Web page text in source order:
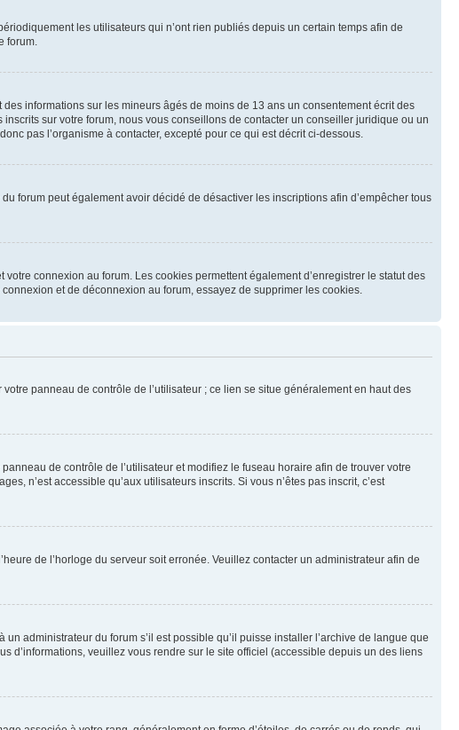
les utilisateurs qui n’ont rien publiés depuis un certain temps afin de
forum.
informations sur les mineurs âgés de moins de 13 ans un consentement écrit des
sur votre forum, nous vous conseillons de contacter un conseiller juridique ou un
pas l’organisme à contacter, excepté pour ce qui est décrit ci-dessous.
forum peut également avoir décidé de désactiver les inscriptions afin d’empêcher tous
connexion au forum. Les cookies permettent également d’enregistrer le statut des
et de déconnexion au forum, essayez de supprimer les cookies.
panneau de contrôle de l’utilisateur ; ce lien se situe généralement en haut des
de contrôle de l’utilisateur et modifiez le fuseau horaire afin de trouver votre
n’est accessible qu’aux utilisateurs inscrits. Si vous n’êtes pas inscrit, c’est
de l’horloge du serveur soit erronée. Veuillez contacter un administrateur afin de
administrateur du forum s’il est possible qu’il puisse installer l’archive de langue que
d’informations, veuillez vous rendre sur le site officiel (accessible depuis un des liens